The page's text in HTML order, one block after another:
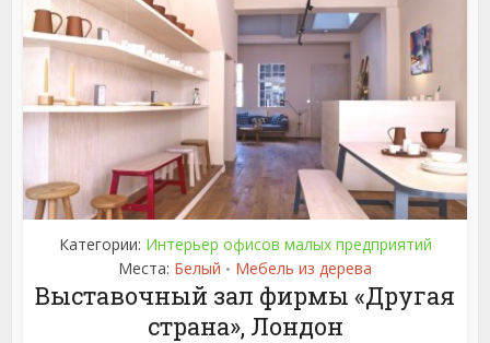
Категории: Интерьер офисов малых предприятий
Места: Белый • Мебель из дерева
Выставочный зал фирмы «Другая
страна», Лондон